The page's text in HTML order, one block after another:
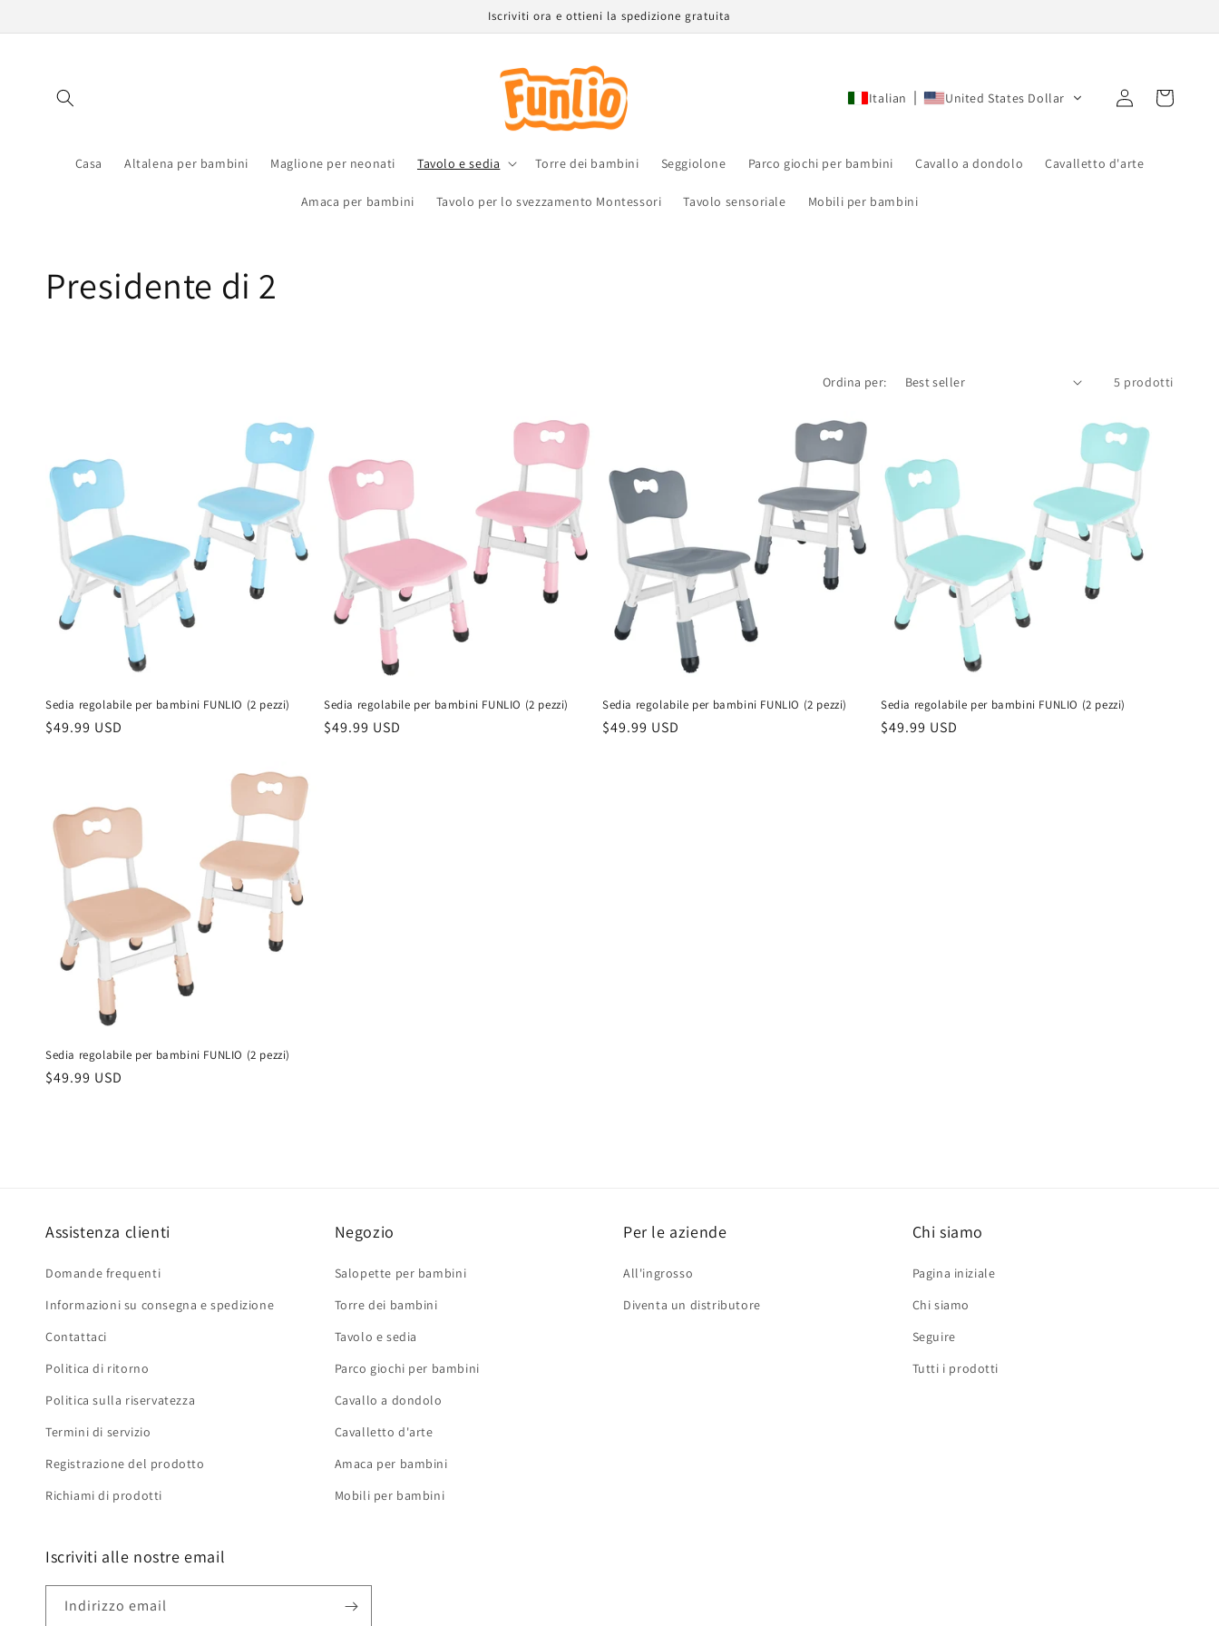
ai contenuti
Iscriviti ora e ottieni la spedizione gratuita
Casa Altalena per bambini Maglione per neonati Tavolo e sedia Torre dei bambini Seggiolone Parco giochi per bambini Cavallo a dondolo Cavalletto d'arte
Amaca per bambini Tavolo per lo svezzamento Montessori Tavolo sensoriale Mobili per bambini
Italian United States Dollar Accedi Carrello
C
e
z
o
e
Presidente di 2
Ordina per: 5 prodotti
Sedia regolabile per bambini FUNLIO (2 pezzi)
Prezzo
$49.99 USD
Sedia regolabile per bambini FUNLIO (2 pezzi)
Prezzo
$49.99 USD
Sedia regolabile per bambini FUNLIO (2 pezzi)
Prezzo
$49.99 USD
Sedia regolabile per bambini FUNLIO (2 pezzi)
Prezzo
$49.99 USD
Sedia regolabile per bambini FUNLIO (2 pezzi)
Prezzo
$49.99 USD
Assistenza clienti
Domande frequenti
Informazioni su consegna e spedizione
Contattaci
Politica di ritorno
Politica sulla riservatezza
Termini di servizio
Registrazione del prodotto
Richiami di prodotti
Negozio
Salopette per bambini
Torre dei bambini
Tavolo e sedia
Parco giochi per bambini
Cavallo a dondolo
Cavalletto d'arte
Amaca per bambini
Mobili per bambini
Per le aziende
All'ingrosso
Diventa un distributore
Chi siamo
Pagina iniziale
Chi siamo
Seguire
Tutti i prodotti
Iscriviti alle nostre email
Indirizzo email